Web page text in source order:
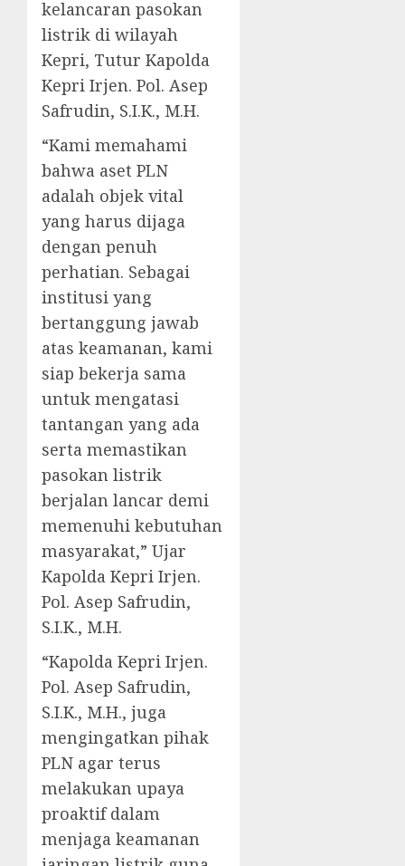
kelancaran pasokan
listrik di wilayah
Kepri, Tutur Kapolda
Kepri Irjen. Pol. Asep
Safrudin, S.I.K., M.H.
“Kami memahami
bahwa aset PLN
adalah objek vital
yang harus dijaga
dengan penuh
perhatian. Sebagai
institusi yang
bertanggung jawab
atas keamanan, kami
siap bekerja sama
untuk mengatasi
tantangan yang ada
serta memastikan
pasokan listrik
berjalan lancar demi
memenuhi kebutuhan
masyarakat,” Ujar
Kapolda Kepri Irjen.
Pol. Asep Safrudin,
S.I.K., M.H.
“Kapolda Kepri Irjen.
Pol. Asep Safrudin,
S.I.K., M.H., juga
mengingatkan pihak
PLN agar terus
melakukan upaya
proaktif dalam
menjaga keamanan